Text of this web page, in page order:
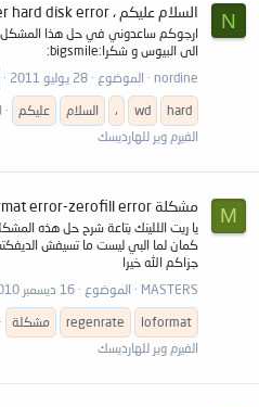
N السلام عليكم ، wd 320 gb :master hard disk error
ارجوكم ساعدوني في حل هذا المشكل
الى البيوس و شكرا:bigsmile:
nordine
الموضوع 28 يوليو 2011
hard
wd ، السلام عليكم
الفيرم وير للهارديسك
M مشكلة regenrate error - loformat error-zerofill error
يا ريت الللينك بتاعة شرح حل هذه
كمان لما البي ليست ما تسيفش
جزاكم الله خيرا
MASTERS
الموضوع 16 ديسمبر 2010
loformat
regenrate مشكلة
الفيرم وير للهارديسك